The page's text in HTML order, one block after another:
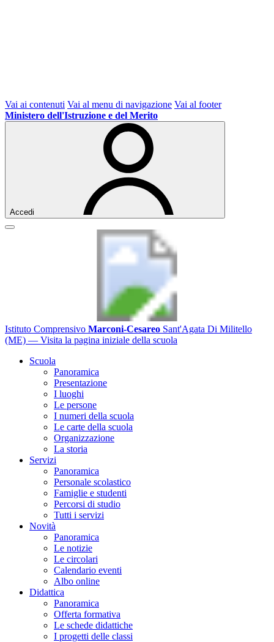
Vai ai contenuti Vai al menu di navigazione Vai al footer
Ministero dell'Istruzione e del Merito
Accedi
Istituto Comprensivo Marconi-Cesareo Sant'Agata Di Militello
(ME) — Visita la pagina iniziale della scuola
Scuola
Panoramica
Presentazione
I luoghi
Le persone
I numeri della scuola
Le carte della scuola
Organizzazione
La storia
Servizi
Panoramica
Personale scolastico
Famiglie e studenti
Percorsi di studio
Tutti i servizi
Novità
Panoramica
Le notizie
Le circolari
Calendario eventi
Albo online
Didattica
Panoramica
Offerta formativa
Le schede didattiche
I progetti delle classi